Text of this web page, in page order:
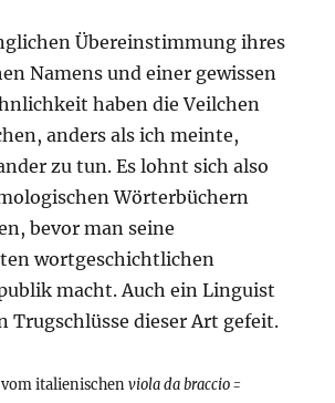
Übereinstimmung ihres
Namens und einer gewissen
haben die Veilchen
anders als ich meinte,
zu tun. Es lohnt sich also
Wörterbüchern
bevor man seine
wortgeschichtlichen
macht. Auch ein Linguist
Trugschlüsse dieser Art gefeit.
italienischenviola da braccio =